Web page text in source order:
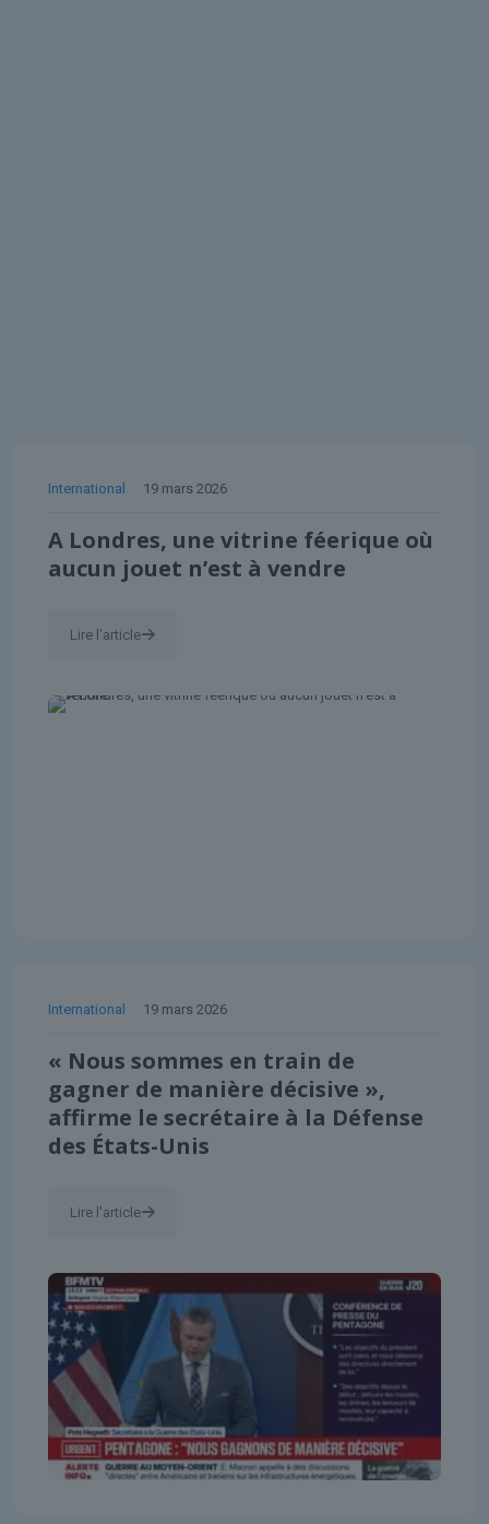
International 19 mars 2026
A Londres, une vitrine féerique où
aucun jouet n’est à vendre
Lire l'article
International 19 mars 2026
« Nous sommes en train de
gagner de manière décisive »,
affirme le secrétaire à la Défense
des États-Unis
Lire l'article